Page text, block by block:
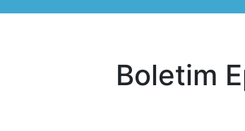
Boletim